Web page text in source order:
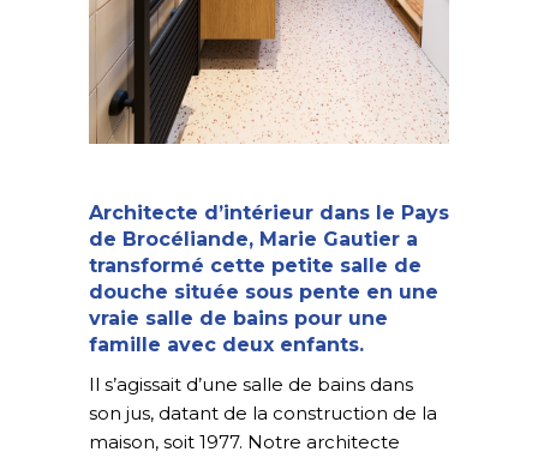
Architecte d’intérieur dans le Pays
de Brocéliande, Marie Gautier a
transformé cette petite salle de
douche située sous pente en une
vraie salle de bains pour une
famille avec deux enfants.
Il s’agissait d’une salle de bains dans
son jus, datant de la construction de la
maison, soit 1977. Notre architecte